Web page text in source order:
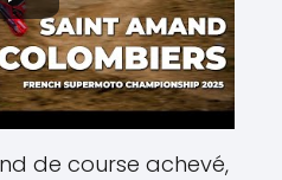
de course achevé,